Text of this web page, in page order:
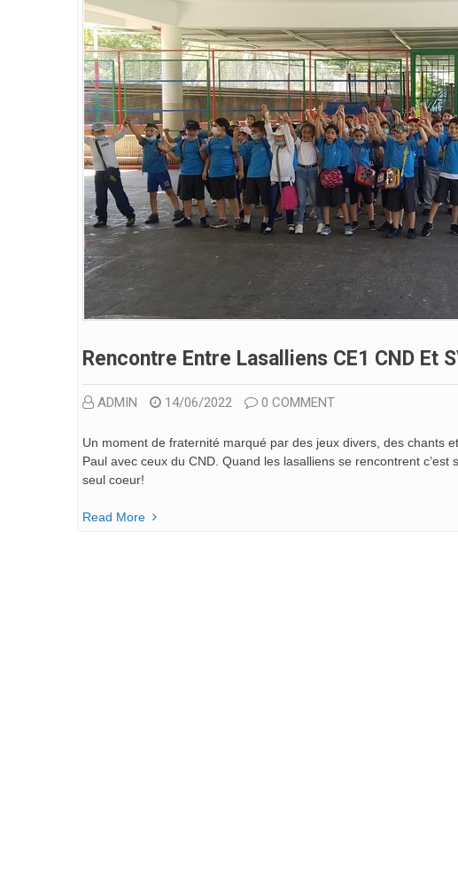
Rencontre Entre Lasalliens CE1 CND Et
ADMIN 14/06/2022 0 COMMENT
Un moment de fraternité marqué par des jeux divers, des chants
Paul avec ceux du CND. Quand les lasalliens se rencontrent
seul coeur!
Read More